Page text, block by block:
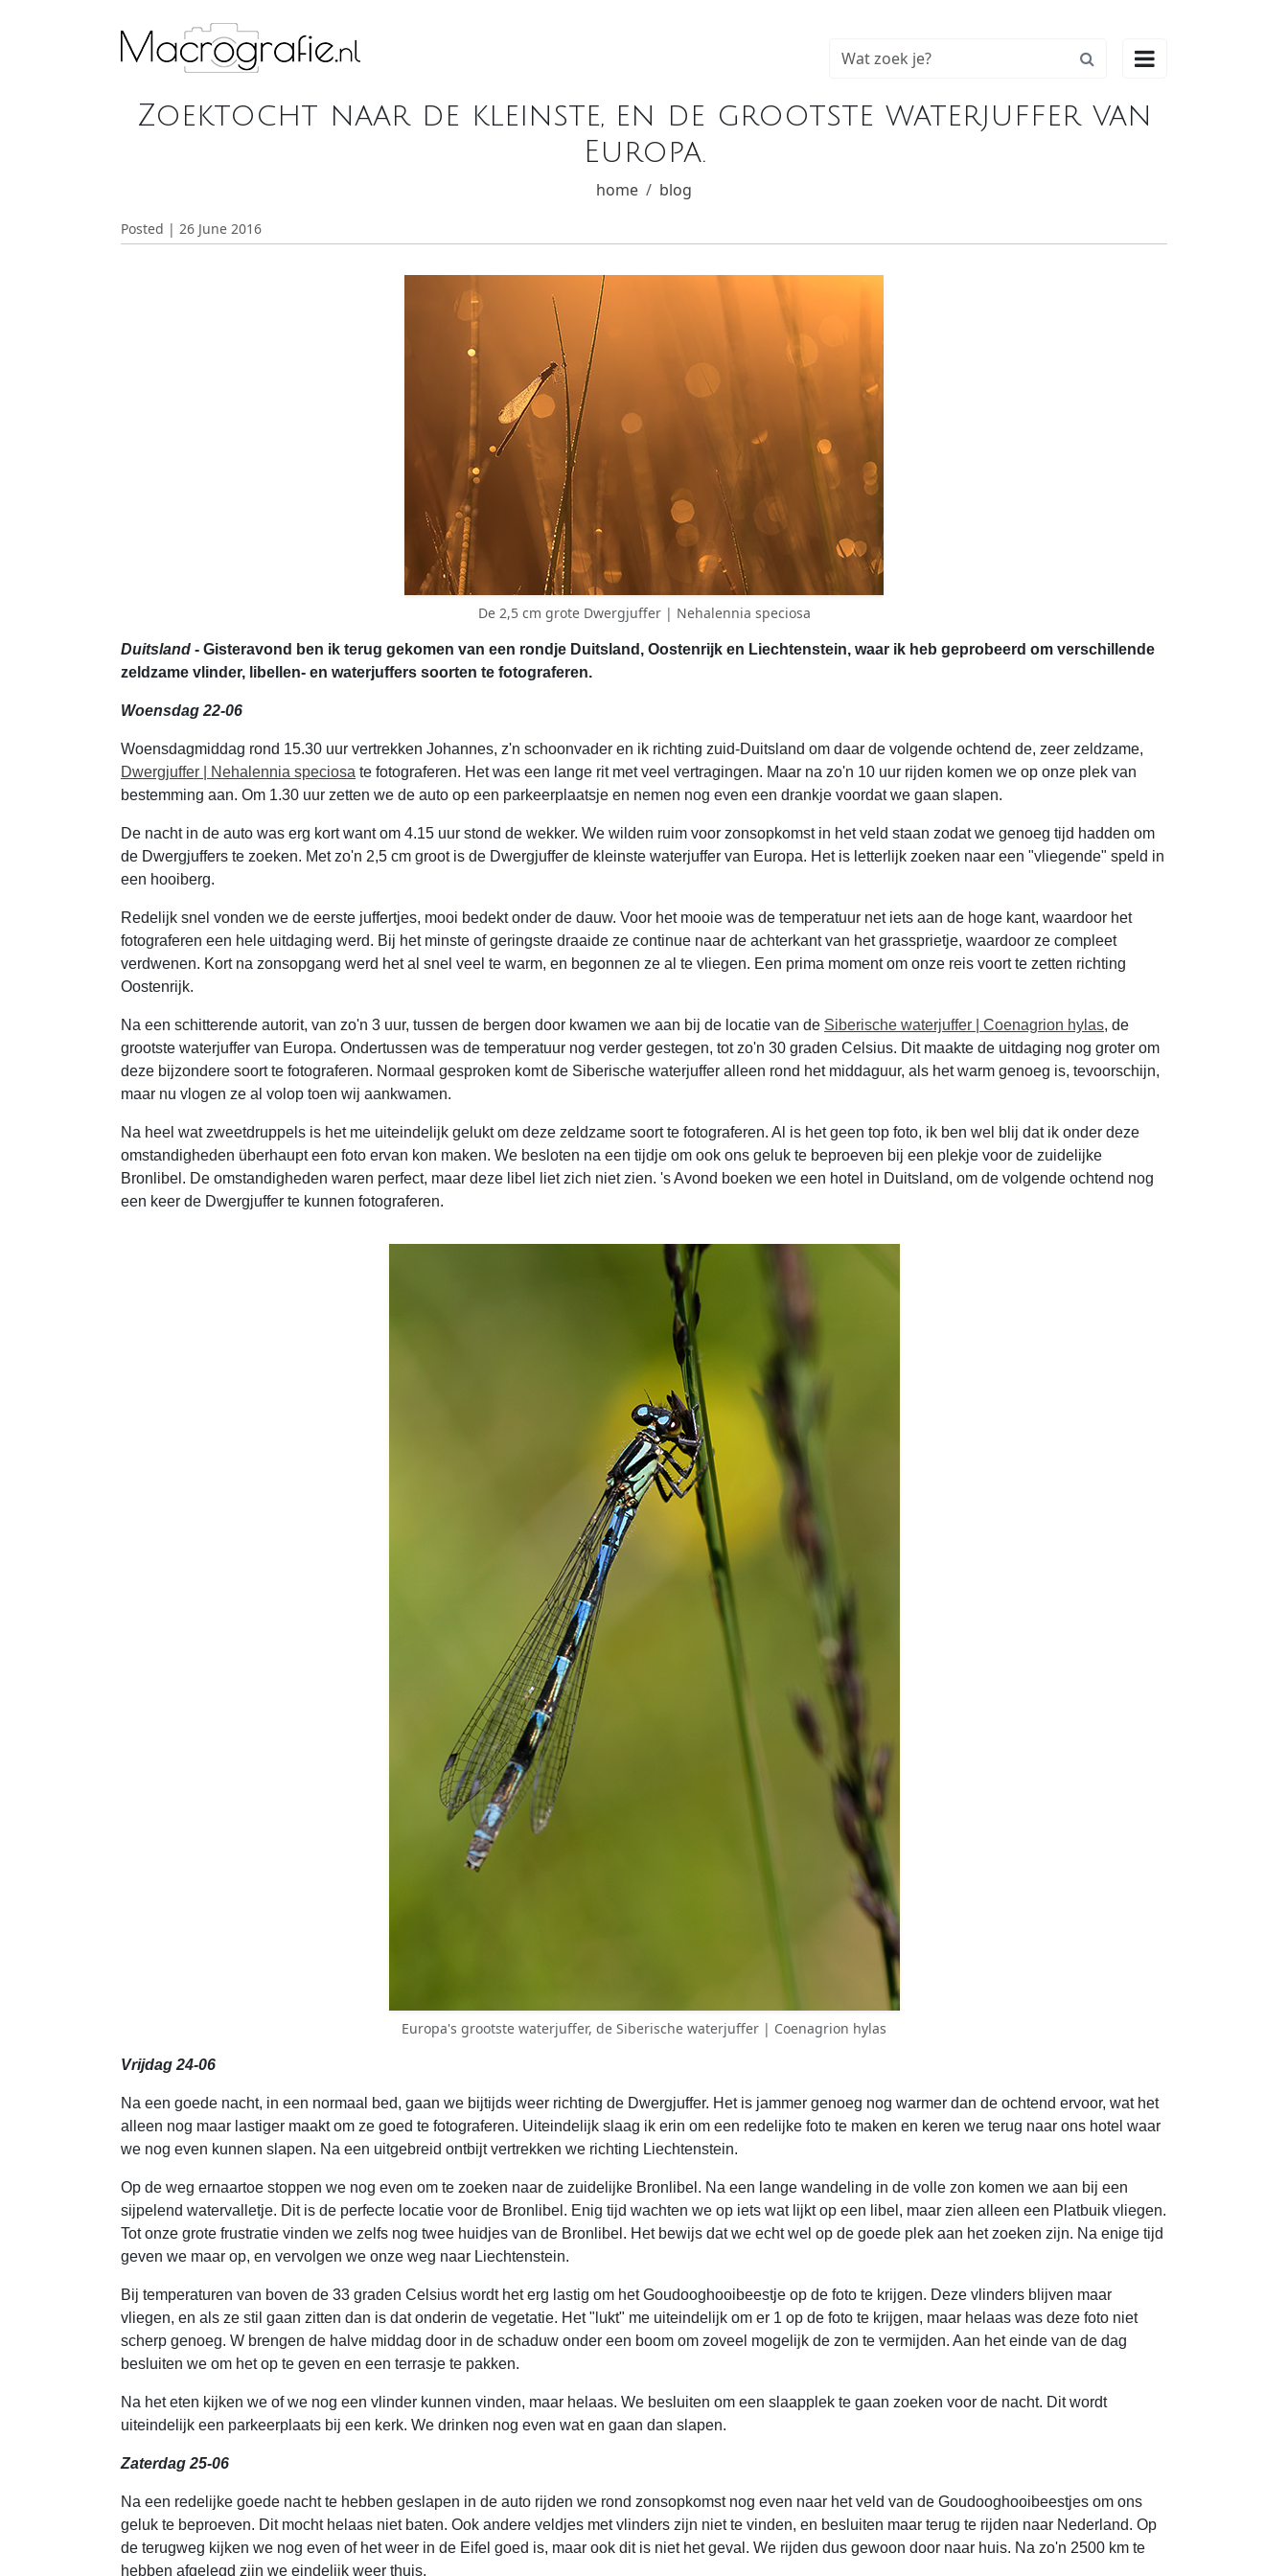

Zoektocht naar de kleinste, en de grootste waterjuffer van
Europa.
home blog
Posted | 26 June 2016
De 2,5 cm grote Dwergjuffer | Nehalennia speciosa
Duitsland - Gisteravond ben ik terug gekomen van een rondje Duitsland, Oostenrijk en Liechtenstein, waar ik heb geprobeerd om verschillende
zeldzame vlinder, libellen- en waterjuffers soorten te fotograferen.
Woensdag 22-06
Woensdagmiddag rond 15.30 uur vertrekken Johannes, z'n schoonvader en ik richting zuid-Duitsland om daar de volgende ochtend de, zeer zeldzame,
Dwergjuffer | Nehalennia speciosa te fotograferen. Het was een lange rit met veel vertragingen. Maar na zo'n 10 uur rijden komen we op onze plek van
bestemming aan. Om 1.30 uur zetten we de auto op een parkeerplaatsje en nemen nog even een drankje voordat we gaan slapen.
De nacht in de auto was erg kort want om 4.15 uur stond de wekker. We wilden ruim voor zonsopkomst in het veld staan zodat we genoeg tijd hadden om
de Dwergjuffers te zoeken. Met zo'n 2,5 cm groot is de Dwergjuffer de kleinste waterjuffer van Europa. Het is letterlijk zoeken naar een "vliegende" speld in
een hooiberg.
Redelijk snel vonden we de eerste juffertjes, mooi bedekt onder de dauw. Voor het mooie was de temperatuur net iets aan de hoge kant, waardoor het
fotograferen een hele uitdaging werd. Bij het minste of geringste draaide ze continue naar de achterkant van het grassprietje, waardoor ze compleet
verdwenen. Kort na zonsopgang werd het al snel veel te warm, en begonnen ze al te vliegen. Een prima moment om onze reis voort te zetten richting
Oostenrijk.
Na een schitterende autorit, van zo'n 3 uur, tussen de bergen door kwamen we aan bij de locatie van de Siberische waterjuffer | Coenagrion hylas, de
grootste waterjuffer van Europa. Ondertussen was de temperatuur nog verder gestegen, tot zo'n 30 graden Celsius. Dit maakte de uitdaging nog groter om
deze bijzondere soort te fotograferen. Normaal gesproken komt de Siberische waterjuffer alleen rond het middaguur, als het warm genoeg is, tevoorschijn,
maar nu vlogen ze al volop toen wij aankwamen.
Na heel wat zweetdruppels is het me uiteindelijk gelukt om deze zeldzame soort te fotograferen. Al is het geen top foto, ik ben wel blij dat ik onder deze
omstandigheden überhaupt een foto ervan kon maken. We besloten na een tijdje om ook ons geluk te beproeven bij een plekje voor de zuidelijke
Bronlibel. De omstandigheden waren perfect, maar deze libel liet zich niet zien. 's Avond boeken we een hotel in Duitsland, om de volgende ochtend nog
een keer de Dwergjuffer te kunnen fotograferen.
Europa's grootste waterjuffer, de Siberische waterjuffer | Coenagrion hylas
Vrijdag 24-06
Na een goede nacht, in een normaal bed, gaan we bijtijds weer richting de Dwergjuffer. Het is jammer genoeg nog warmer dan de ochtend ervoor, wat het
alleen nog maar lastiger maakt om ze goed te fotograferen. Uiteindelijk slaag ik erin om een redelijke foto te maken en keren we terug naar ons hotel waar
we nog even kunnen slapen. Na een uitgebreid ontbijt vertrekken we richting Liechtenstein.
Op de weg ernaartoe stoppen we nog even om te zoeken naar de zuidelijke Bronlibel. Na een lange wandeling in de volle zon komen we aan bij een
sijpelend watervalletje. Dit is de perfecte locatie voor de Bronlibel. Enig tijd wachten we op iets wat lijkt op een libel, maar zien alleen een Platbuik vliegen.
Tot onze grote frustratie vinden we zelfs nog twee huidjes van de Bronlibel. Het bewijs dat we echt wel op de goede plek aan het zoeken zijn. Na enige tijd
geven we maar op, en vervolgen we onze weg naar Liechtenstein.
Bij temperaturen van boven de 33 graden Celsius wordt het erg lastig om het Goudooghooibeestje op de foto te krijgen. Deze vlinders blijven maar
vliegen, en als ze stil gaan zitten dan is dat onderin de vegetatie. Het "lukt" me uiteindelijk om er 1 op de foto te krijgen, maar helaas was deze foto niet
scherp genoeg. W brengen de halve middag door in de schaduw onder een boom om zoveel mogelijk de zon te vermijden. Aan het einde van de dag
besluiten we om het op te geven en een terrasje te pakken.
Na het eten kijken we of we nog een vlinder kunnen vinden, maar helaas. We besluiten om een slaapplek te gaan zoeken voor de nacht. Dit wordt
uiteindelijk een parkeerplaats bij een kerk. We drinken nog even wat en gaan dan slapen.
Zaterdag 25-06
Na een redelijke goede nacht te hebben geslapen in de auto rijden we rond zonsopkomst nog even naar het veld van de Goudooghooibeestjes om ons
geluk te beproeven. Dit mocht helaas niet baten. Ook andere veldjes met vlinders zijn niet te vinden, en besluiten maar terug te rijden naar Nederland. Op
de terugweg kijken we nog even of het weer in de Eifel goed is, maar ook dit is niet het geval. We rijden dus gewoon door naar huis. Na zo'n 2500 km te
hebben afgelegd zijn we eindelijk weer thuis.